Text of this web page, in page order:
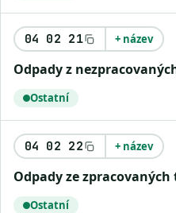
04 02 21 + název
Odpady z
Ostatní
04 02 22 + název
Odpady ze
Ostatní